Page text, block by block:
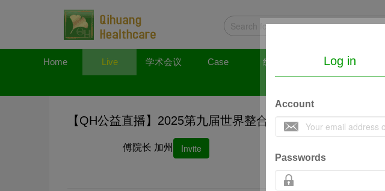
Home Live 学术会议 Case 线下 Mall
Log in
Account
Passwords
【QH公益直播】2025第九届世界整合医学大会
傅院长 加州 Invite